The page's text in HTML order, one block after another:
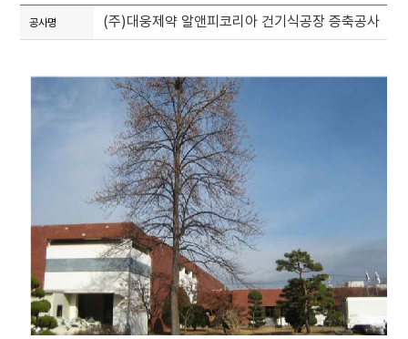
공사명 (주)대웅제약 알앤피코리아 건기식공장 증축공사